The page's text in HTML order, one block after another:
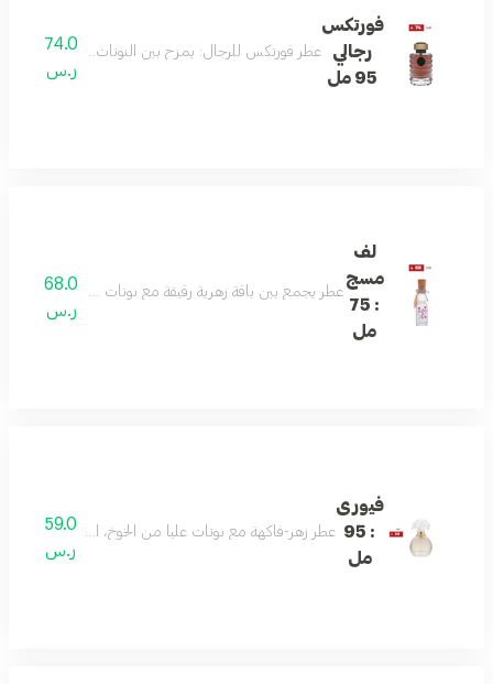
فورتكس
رجالي
95 مل
عطر فورتكس للرجال: يمزج بين النوتات الحمضية
74.0
ر.س
لف
مسج
: 75
مل
عطر يجمع بين باقة زهرية رقيقة مع نوتات مسكية ناعمة: تبدأ
68.0
ر.س
فيورى
: 95
مل
عطر زهر-فاكهة مع نوتات عليا من الخوخ، التوت الأسود،
59.0
ر.س